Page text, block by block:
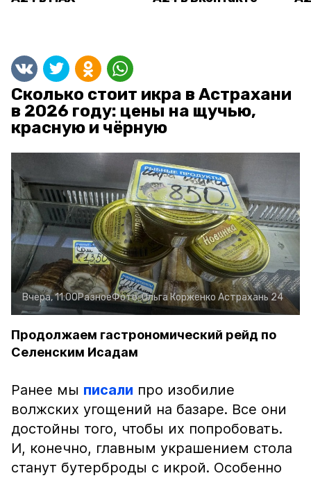
Сколько стоит икра в Астрахани
в 2026 году: цены на щучью,
красную и чёрную
Вчера, 11:00РазноеФото:Ольга Корженко Астрахань 24
Продолжаем гастрономический рейд по
Селенским Исадам
Ранее мы писали про изобилие
волжских угощений на базаре. Все они
достойны того, чтобы их попробовать.
И, конечно, главным украшением стола
станут бутерброды с икрой. Особенно